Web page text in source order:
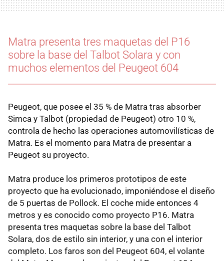
Matra presenta tres maquetas del P16
sobre la base del Talbot Solara y con
muchos elementos del Peugeot 604
Peugeot, que posee el 35 % de Matra tras absorber
Simca y Talbot (propiedad de Peugeot) otro 10 %,
controla de hecho las operaciones automovilísticas de
Matra. Es el momento para Matra de presentar a
Peugeot su proyecto.
Matra produce los primeros prototipos de este
proyecto que ha evolucionado, imponiéndose el diseño
de 5 puertas de Pollock. El coche mide entonces 4
metros y es conocido como proyecto P16. Matra
presenta tres maquetas sobre la base del Talbot
Solara, dos de estilo sin interior, y una con el interior
completo. Los faros son del Peugeot 604, el volante